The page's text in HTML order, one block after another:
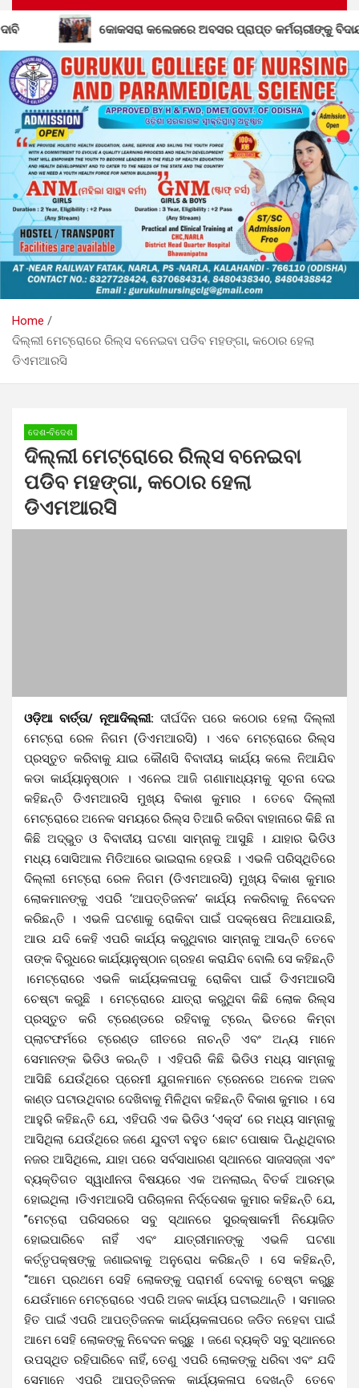
ପ୍ରାପ୍ତ କର୍ମଚାରୀଙ୍କୁ ବିଦାୟ କାଳୀନ ସମ୍ବର୍ଦ୍ଧନା
Home
ଦିଲ୍ଲୀ ମେଟ୍ରୋରେ ରିଲ୍ସ ବନେଇବା ପଡିବ ମହଙ୍ଗା, କଠୋର ହେଲା
ଡିଏମଆରସି
ଦେଶ-ବିଦେଶ
ଦିଲ୍ଲୀ ମେଟ୍ରୋରେ ରିଲ୍ସ ବନେଇବା
ପଡିବ ମହଙ୍ଗା, କଠୋର ହେଲା
ଡିଏମଆରସି
ଓଡ଼ିଆ ବାର୍ତ୍ତା/ ନୂଆଦିଲ୍ଲୀ: ଦୀର୍ଘଦିନ ପରେ କଠୋର ହେଲା ଦିଲ୍ଲୀ
ମେଟ୍ରୋ ରେଳ ନିଗମ (ଡିଏମଆରସି) । ଏବେ ମେଟ୍ରୋରେ ରିଲ୍ସ
ପ୍ରସ୍ତୁତ କରିବାକୁ ଯାଇ କୌଣସି ବିବାଦୀୟ କାର୍ଯ୍ୟ କଲେ ନିଆଯିବ
କଡା କାର୍ଯ୍ୟାନୁଷ୍ଠାନ । ଏନେଇ ଆଜି ଗଣାମାଧ୍ୟମକୁ ସୂଚନା ଦେଇ
କହିଛନ୍ତି ଡିଏମଆରସି ମୁଖ୍ୟ ବିକାଶ କୁମାର । ତେବେ ଦିଲ୍ଲୀ
ମେଟ୍ରୋରେ ଅନେକ ସମୟରେ ରିଲ୍ସ ତିଆରି କରିବା ବାହାନାରେ କିଛି ନା
କିଛି ଅଦ୍ଭୁତ ଓ ବିବାଦୀୟ ଘଟଣା ସାମ୍ନାକୁ ଆସୁଛି । ଯାହାର ଭିଡିଓ
ମଧ୍ୟ ସୋସିଆଲ ମିଡିଆରେ ଭାଇରାଲ ହେଉଛି । ଏଭଳି ପରିସ୍ଥିତିରେ
ଦିଲ୍ଲୀ ମେଟ୍ରୋ ରେଳ ନିଗମ (ଡିଏମଆରସି) ମୁଖ୍ୟ ବିକାଶ କୁମାର
ଲୋକମାନଙ୍କୁ ଏପରି ‘ଆପତ୍ତିଜନକ’ କାର୍ଯ୍ୟ ନକରିବାକୁ ନିବେଦନ
କରିଛନ୍ତି । ଏଭଳି ଘଟଣାକୁ ରୋକିବା ପାଇଁ ପଦକ୍ଷେପ ନିଆଯାଉଛି,
ଆଉ ଯଦି କେହି ଏପରି କାର୍ଯ୍ୟ କରୁଥିବାର ସାମ୍ନାକୁ ଆସନ୍ତି ତେବେ
ତାଙ୍କ ବିରୁଧରେ କାର୍ଯ୍ୟାନୁଷ୍ଠାନ ଗ୍ରହଣ କରାଯିବ ବୋଲି ସେ କହିଛନ୍ତି
।ମେଟ୍ରୋରେ ଏଭଳି କାର୍ଯ୍ୟକଳାପକୁ ରୋକିବା ପାଇଁ ଡିଏମଆରସି
ଚେଷ୍ଟା କରୁଛି । ମେଟ୍ରୋରେ ଯାତ୍ରା କରୁଥିବା କିଛି ଲୋକ ରିଲ୍ସ
ପ୍ରସ୍ତୁତ କରି ଟ୍ରେଣ୍ଡରେ ରହିବାକୁ ଟ୍ରେନ୍ ଭିତରେ କିମ୍ବା
ପ୍ଲାଟଫର୍ମରେ ଟ୍ରେଣ୍ଡ ଗୀତରେ ନାଚନ୍ତି ଏବଂ ଅନ୍ୟ ମାନେ
ସେମାନଙ୍କ ଭିଡିଓ କରନ୍ତି । ଏହିପରି କିଛି ଭିଡିଓ ମଧ୍ୟ ସାମ୍ନାକୁ
ଆସିଛି ଯେଉଁଥିରେ ପ୍ରେମୀ ଯୁଗଳମାନେ ଟ୍ରେନରେ ଅନେକ ଅଜବ
କାଣ୍ଡ ଘଟାଉଥିବାର ଦେଖିବାକୁ ମିଳିଥିବା କହିଛନ୍ତି ବିକାଶ କୁମାର । ସେ
ଆହୁରି କହିଛନ୍ତି ଯେ, ଏହିପରି ଏକ ଭିଡିଓ ‘ଏକ୍ସ’ ରେ ମଧ୍ୟ ସାମ୍ନାକୁ
ଆସିଥିଲା ​​ଯେଉଁଥିରେ ଜଣେ ଯୁବତୀ ବହୁତ ଛୋଟ ପୋଷାକ ପିନ୍ଧିଥିବାର
ନଜର ଆସିଥିଲେ, ଯାହା ପରେ ସର୍ବସାଧାରଣ ସ୍ଥାନରେ ସାଜସଜ୍ଜା ଏବଂ
ବ୍ୟକ୍ତିଗତ ସ୍ୱାଧୀନତା ବିଷୟରେ ଏକ ଅନଲାଇନ୍ ବିତର୍କ ଆରମ୍ଭ
ହୋଇଥିଲା ।ଡିଏମଆରସି ପରିଚାଳନା ନିର୍ଦ୍ଦେଶକ କୁମାର କହିଛନ୍ତି ଯେ,
”ମେଟ୍ରୋ ପରିସରରେ ସବୁ ସ୍ଥାନରେ ସୁରକ୍ଷାକର୍ମୀ ନିୟୋଜିତ
ହୋଇପାରିବେ ନାହିଁ ଏବଂ ଯାତ୍ରୀମାନଙ୍କୁ ଏଭଳି ଘଟଣା
କର୍ତ୍ତୃପକ୍ଷଙ୍କୁ ଜଣାଇବାକୁ ଅନୁରୋଧ କରିଛନ୍ତି । ସେ କହିଛନ୍ତି,
“ଆମେ ପ୍ରଥମେ ସେହି ଲୋକଙ୍କୁ ପରାମର୍ଶ ଦେବାକୁ ଚେଷ୍ଟା କରୁଛୁ
ଯେଉଁମାନେ ମେଟ୍ରୋରେ ଏପରି ଅଜବ କାର୍ଯ୍ୟ ଘଟାଇଥାନ୍ତି । ସମାଜର
ହିତ ପାଇଁ ଏପରି ଆପତ୍ତିଜନକ କାର୍ଯ୍ୟକଳାପରେ ଜଡିତ ନହେବା ପାଇଁ
ଆମେ ସେହି ଲୋକଙ୍କୁ ନିବେଦନ କରୁଛୁ । ଜଣେ ବ୍ୟକ୍ତି ସବୁ ସ୍ଥାନରେ
ଉପସ୍ଥିତ ରହିପାରିବେ ନାହିଁ, ତେଣୁ ଏପରି ଲୋକଙ୍କୁ ଧରିବା ଏବଂ ଯଦି
ସେମାନେ ଏପରି ଆପତ୍ତିଜନକ କାର୍ଯ୍ୟକଳାପ ଦେଖନ୍ତି ତେବେ